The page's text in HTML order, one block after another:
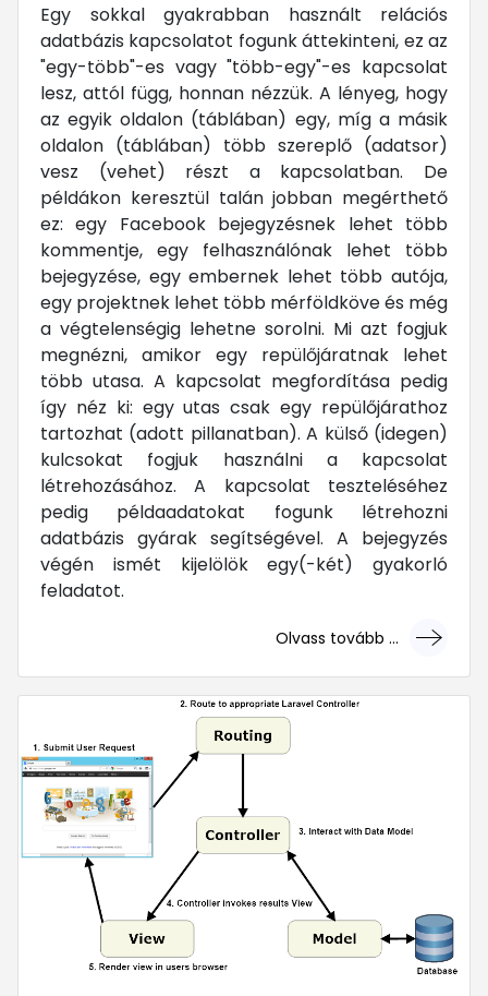
Egy sokkal gyakrabban használt relációs
adatbázis kapcsolatot fogunk áttekinteni, ez az
"egy-több"-es vagy "több-egy"-es kapcsolat
lesz, attól függ, honnan nézzük. A lényeg, hogy
az egyik oldalon (táblában) egy, míg a másik
oldalon (táblában) több szereplő (adatsor)
vesz (vehet) részt a kapcsolatban. De
példákon keresztül talán jobban megérthető
ez: egy Facebook bejegyzésnek lehet több
kommentje, egy felhasználónak lehet több
bejegyzése, egy embernek lehet több autója,
egy projektnek lehet több mérföldköve és még
a végtelenségig lehetne sorolni. Mi azt fogjuk
megnézni, amikor egy repülőjáratnak lehet
több utasa. A kapcsolat megfordítása pedig
így néz ki: egy utas csak egy repülőjárathoz
tartozhat (adott pillanatban). A külső (idegen)
kulcsokat fogjuk használni a kapcsolat
létrehozásához. A kapcsolat teszteléséhez
pedig példaadatokat fogunk létrehozni
adatbázis gyárak segítségével. A bejegyzés
végén ismét kijelölök egy(-két) gyakorló
feladatot.
Olvass tovább ...
... mert megéri!